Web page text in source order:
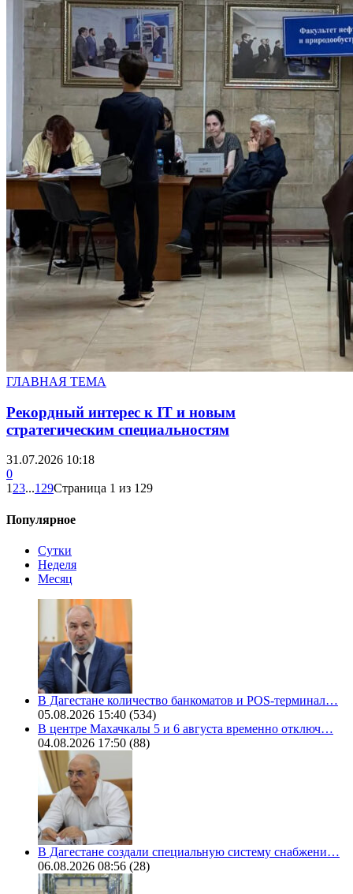
ГЛАВНАЯ ТЕМА
Рекордный интерес к IT и новым
стратегическим специальностям
31.07.2026 10:18
0
1 23...129Страница 1 из 129
Популярное
Сутки
Неделя
Месяц
В Дагестане количество банкоматов и POS-терминал…
05.08.2026 15:40 (534)
В центре Махачкалы 5 и 6 августа временно отключ…
04.08.2026 17:50 (88)
В Дагестане создали специальную систему снабжени…
06.08.2026 08:56 (28)